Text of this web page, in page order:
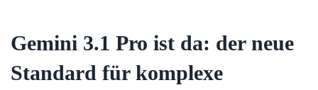
Gemini 3.1 Pro ist da: der neue
Standard für komplexe